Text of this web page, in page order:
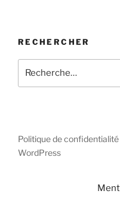
RECHERCHER
pour
Politique de confidentialité
WordPress